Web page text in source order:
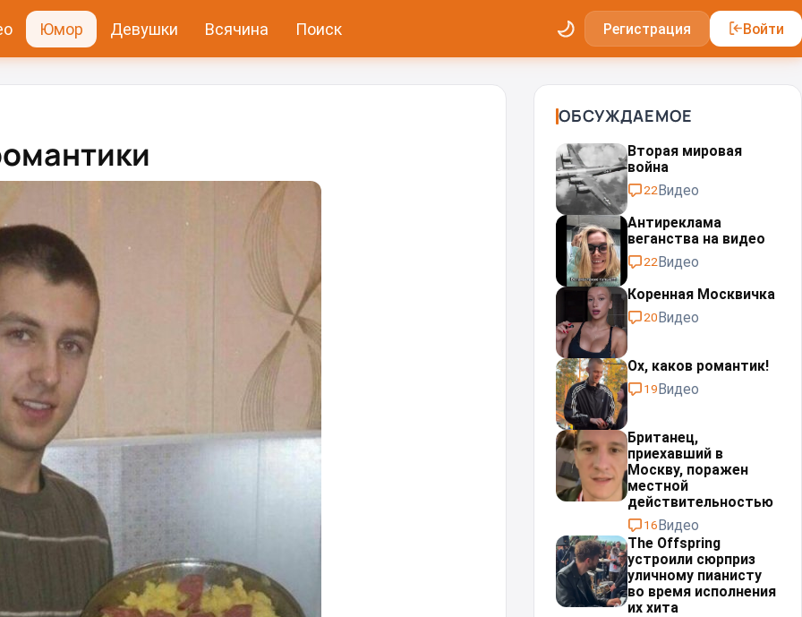
Юмор Девушки Всячина Поиск Регистрация Войти
ОБСУЖДАЕМОЕ
Вторая мировая
война
22Видео
Антиреклама
веганства на видео
22Видео
Коренная Москвичка
20Видео
Ох, каков романтик!
19Видео
Британец,
приехавший в
Москву, поражен
местной
действительностью⁠⁠
16Видео
The Offspring
устроили сюрприз
уличному пианисту
во время исполнения
их хита